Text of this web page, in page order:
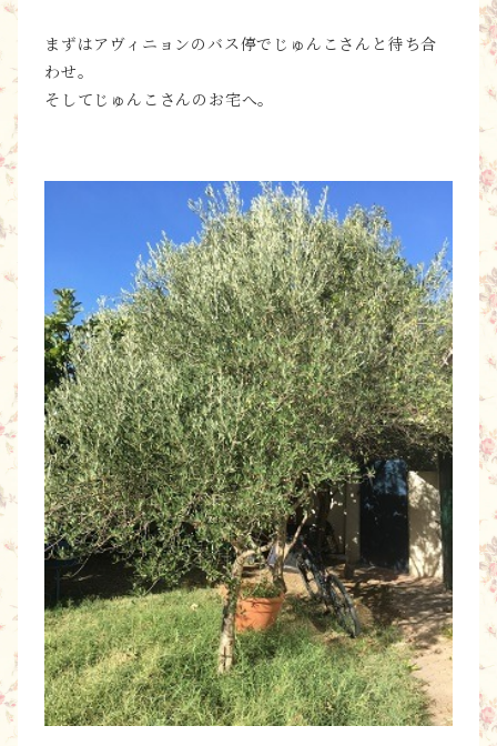
まずはアヴィニョンのバス停でじゅんこさんと待ち合
わせ。
そしてじゅんこさんのお宅へ。